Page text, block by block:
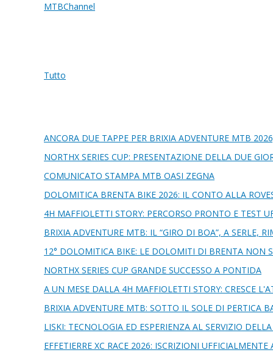
MTBChannel
Tutto
ANCORA DUE TAPPE PER BRIXIA ADVENTURE MTB
NORTHX SERIES CUP: PRESENTAZIONE DELLA DUE
COMUNICATO STAMPA MTB OASI ZEGNA
DOLOMITICA BRENTA BIKE 2026: IL CONTO ALLA
4H MAFFIOLETTI STORY: PERCORSO PRONTO E TEST
BRIXIA ADVENTURE MTB: IL “GIRO DI BOA”, A SERLE,
12° DOLOMITICA BIKE: LE DOLOMITI DI BRENTA NON
NORTHX SERIES CUP GRANDE SUCCESSO A PONTIDA
A UN MESE DALLA 4H MAFFIOLETTI STORY: CRESCE
BRIXIA ADVENTURE MTB: SOTTO IL SOLE DI PERTICA
LISKI: TECNOLOGIA ED ESPERIENZA AL SERVIZIO
EFFETIERRE XC RACE 2026: ISCRIZIONI UFFICIALMENTE